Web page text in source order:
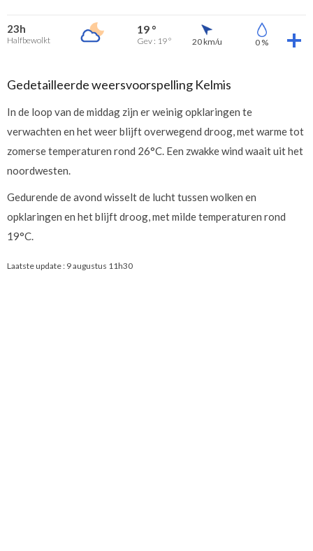
23h
Halfbewolkt
19 °
Gev : 19 ° 20 km/u 0 %
Gedetailleerde weersvoorspelling Kelmis
In de loop van de middag zijn er weinig opklaringen te
verwachten en het weer blijft overwegend droog, met warme tot
zomerse temperaturen rond 26°C. Een zwakke wind waait uit het
noordwesten.
Gedurende de avond wisselt de lucht tussen wolken en
opklaringen en het blijft droog, met milde temperaturen rond
19°C.
Laatste update : 9 augustus 11h30